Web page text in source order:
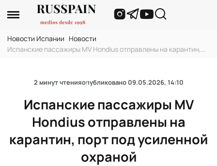
Новости Испании Новости
Испанские пассажиры MV Hondius отправлены на карантин,
2 минут чтенияопубликовано 09.05.2026, 14:10
Испанские пассажиры MV
Hondius отправлены на
карантин, порт под усиленной
охраной